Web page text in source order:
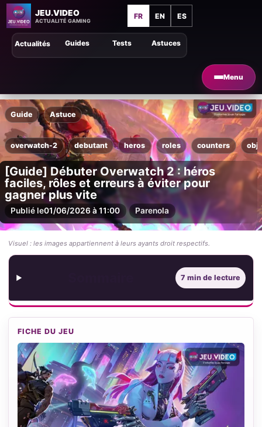
JEU.VIDEO
ACTUALITÉ GAMING
FR EN ES
Menu
Astuces
Guides Tests
Actualités
Guide Astuce
overwatch-2 debutant heros roles counters
[Guide] Débuter Overwatch 2 : héros
faciles, rôles et erreurs à éviter pour
gagner plus vite
Publié le01/06/2026 à 11:00 Parenola
Visuel : les images appartiennent à leurs ayants droit respectifs.
7 min de lecture
FICHE DU JEU